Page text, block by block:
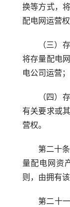
换等方式，
配电网运营
（三）
将存量配电
电公司运营；
（四）
有关要求或
营权。
第二十
量配电网资
则，由拥有
第二十